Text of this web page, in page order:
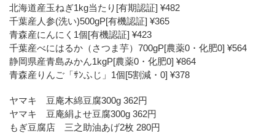
北海道産玉ねぎ1kg当たり[有期認証] ¥482
千葉産人参(洗い)500gP[有機認証] ¥365
青森産にんにく1個[有機認証] ¥423
千葉産べにはるか（さつま芋）700gP[農薬0・化肥0] ¥564
静岡県産青島みかん1kgP[農薬0・化肥0] ¥864
青森産りんご「ｻﾝふじ」1個[5割減・0] ¥378
ヤマキ 豆庵木綿豆腐300g 362円
ヤマキ 豆庵絹よせ豆腐300g 362円
もぎ豆腐店 三之助油あげ2枚 280円